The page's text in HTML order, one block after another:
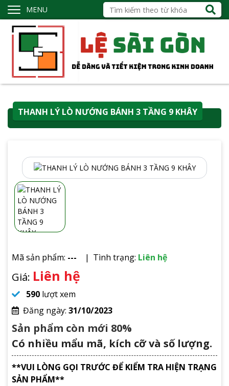
MENU
THANH LÝ LÒ NƯỚNG BÁNH 3 TẦNG 9 KHÂY
Mã sản phẩm: --- Tình trạng: Liên hệ
Giá: Liên hệ
590 lượt xem
Đăng ngày: 31/10/2023
Sản phẩm còn mới 80%
Có nhiều mẩu mã, kích cỡ và số lượng.
**VUI LÒNG GỌI TRƯỚC ĐỂ KIỂM TRA HIỆN TRẠNG
SẢN PHẨM**